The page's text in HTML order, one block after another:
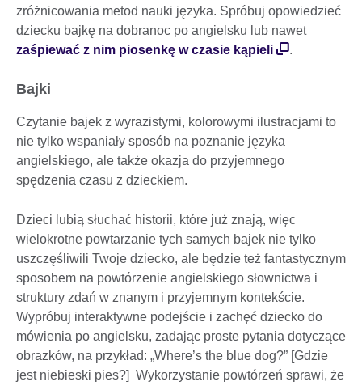
zróżnicowania metod nauki języka. Spróbuj opowiedzieć
dziecku bajkę na dobranoc po angielsku lub nawet
zaśpiewać z nim piosenkę w czasie kąpieli
.
Bajki
Czytanie bajek z wyrazistymi, kolorowymi ilustracjami to
nie tylko wspaniały sposób na poznanie języka
angielskiego, ale także okazja do przyjemnego
spędzenia czasu z dzieckiem.
Dzieci lubią słuchać historii, które już znają, więc
wielokrotne powtarzanie tych samych bajek nie tylko
uszczęśliwili Twoje dziecko, ale będzie też fantastycznym
sposobem na powtórzenie angielskiego słownictwa i
struktury zdań w znanym i przyjemnym kontekście.
Wypróbuj interaktywne podejście i zachęć dziecko do
mówienia po angielsku, zadając proste pytania dotyczące
obrazków, na przykład: „Where’s the blue dog?” [Gdzie
jest niebieski pies?] Wykorzystanie powtórzeń sprawi, że